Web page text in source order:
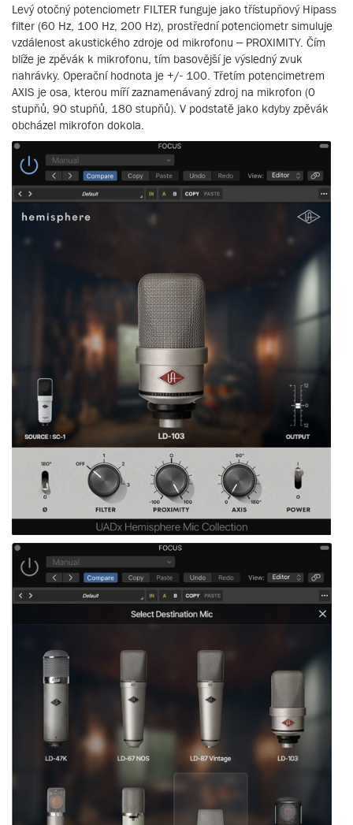
Levý otočný potenciometr FILTER funguje jako třístupňový Hipass
filter (60 Hz, 100 Hz, 200 Hz), prostřední potenciometr simuluje
vzdálenost akustického zdroje od mikrofonu – PROXIMITY. Čím
blíže je zpěvák k mikrofonu, tím basovější je výsledný zvuk
nahrávky. Operační hodnota je +/- 100. Třetím potencimetrem
AXIS je osa, kterou míří zaznamenávaný zdroj na mikrofon (0
stupňů, 90 stupňů, 180 stupňů). V podstatě jako kdyby zpěvák
obcházel mikrofon dokola.